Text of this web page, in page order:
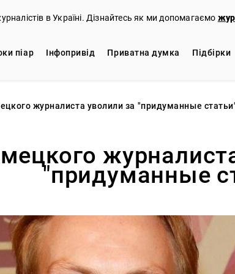
в Україні. Дізнайтесь як ми допомагаємо
піар Iнфопривід Приватна думка Підбірки
журналиста уволили за "придуманные
"придуманные